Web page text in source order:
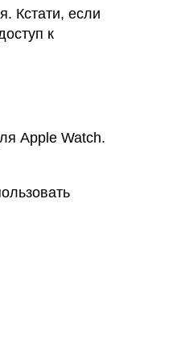
Кстати, если
к
Apple Watch.